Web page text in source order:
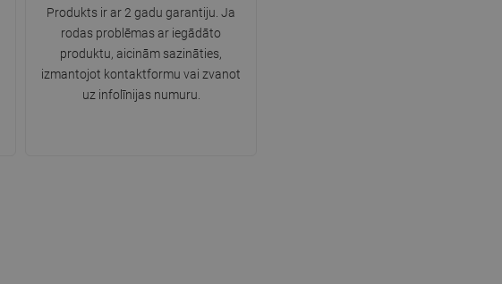
Produkts ir ar 2 gadu garantiju. Ja
rodas problēmas ar iegādāto
produktu, aicinām sazināties,
izmantojot kontaktformu vai zvanot
uz infolīnijas numuru.